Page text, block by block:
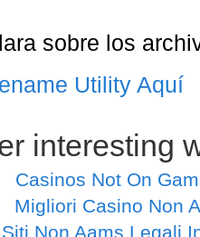
sobre los
Utility Aquí
interesting
Casinos Not On
Migliori Casino Non
Siti Non Aams Legali